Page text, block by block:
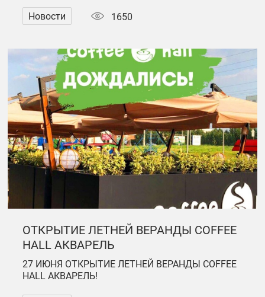
Новости 1650
ОТКРЫТИЕ ЛЕТНЕЙ ВЕРАНДЫ COFFEE
HALL АКВАРЕЛЬ
27 ИЮНЯ ОТКРЫТИЕ ЛЕТНЕЙ ВЕРАНДЫ COFFEE
HALL АКВАРЕЛЬ!